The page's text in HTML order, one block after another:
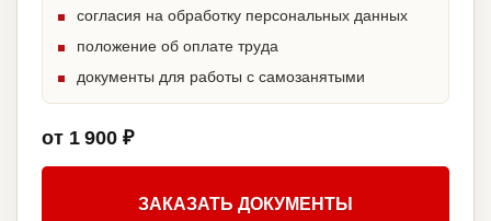
согласия на обработку персональных данных
положение об оплате труда
документы для работы с самозанятыми
от 1 900 ₽
ЗАКАЗАТЬ ДОКУМЕНТЫ